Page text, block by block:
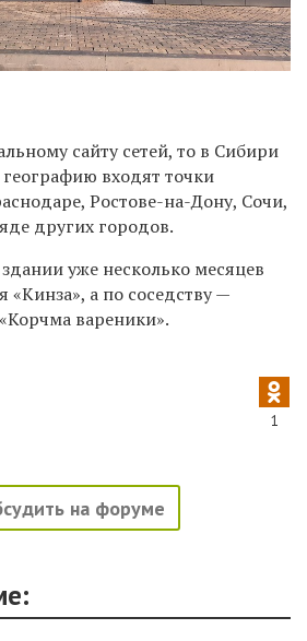
сайту сетей, то в Сибири
входят точки
Ростове-на-Дону, Сочи,
других городов.
уже несколько месяцев
«Кинза», а по соседству —
вареники».
1
на форуме